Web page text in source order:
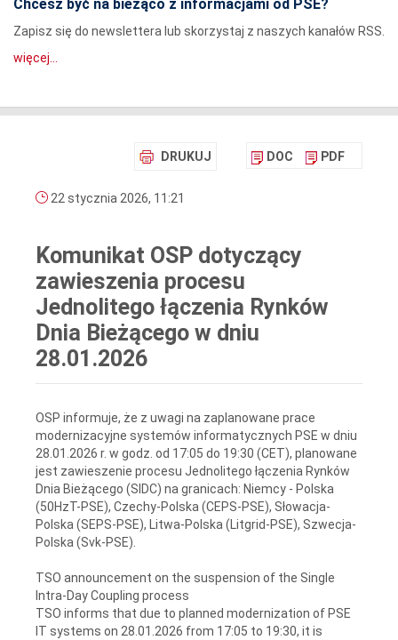
Chcesz być na bieżąco z informacjami od PSE?
Zapisz się do newslettera lub skorzystaj z naszych kanałów RSS.
więcej...
DRUKUJ DOC PDF
22 stycznia 2026, 11:21
Komunikat OSP dotyczący
zawieszenia procesu
Jednolitego łączenia Rynków
Dnia Bieżącego w dniu
28.01.2026
OSP informuje, że z uwagi na zaplanowane prace
modernizacyjne systemów informatycznych PSE w dniu
28.01.2026 r. w godz. od 17:05 do 19:30 (CET), planowane
jest zawieszenie procesu Jednolitego łączenia Rynków
Dnia Bieżącego (SIDC) na granicach: Niemcy - Polska
(50HzT-PSE), Czechy-Polska (CEPS-PSE), Słowacja-
Polska (SEPS-PSE), Litwa-Polska (Litgrid-PSE), Szwecja-
Polska (Svk-PSE).
TSO announcement on the suspension of the Single
Intra-Day Coupling process
TSO informs that due to planned modernization of PSE
IT systems on 28.01.2026 from 17:05 to 19:30, it is